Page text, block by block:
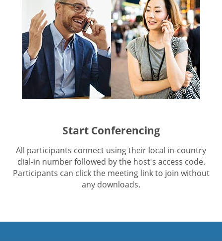
Start Conferencing
All participants connect using their local in-country
dial-in number followed by the host's access code.
Participants can click the meeting link to join without
any downloads.